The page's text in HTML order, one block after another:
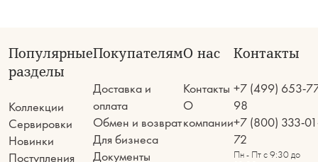
Популярные
разделы
Коллекции
Сервировки
Новинки
Поступления
Покупателям
Доставка и
оплата
Обмен и возврат
Для бизнеса
Документы
О нас
Контакты
О
компании
Контакты
+7 (499) 653-
98
+7 (800) 333-
72
Пн - Пт с 9:30 до